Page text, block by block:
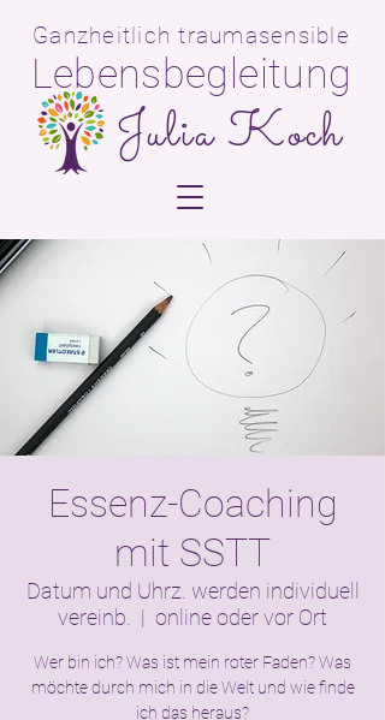
Ganzheitlich traumasensible
Lebensbegleitung
Julia Koch
Essenz-Coaching
mit SSTT
Datum und Uhrz. werden individuell
vereinb.
  |
online oder vor Ort
Wer bin ich? Was ist mein roter Faden? Was
möchte durch mich in die Welt und wie finde
ich das heraus?